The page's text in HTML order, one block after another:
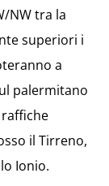
NW tra la
superiori i
a
palermitano
il Tirreno,
Ionio.